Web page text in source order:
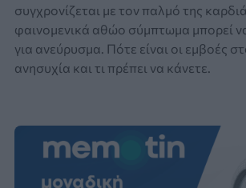
συγχρονίζεται με τον παλμό της
φαινομενικά αθώο σύμπτωμα μπορεί
για ανεύρυσμα. Πότε είναι οι εμβοές
ανησυχία και τι πρέπει να κάνετε.